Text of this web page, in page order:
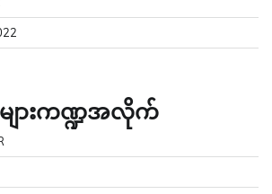
များကဏ္ဍအလိုက်